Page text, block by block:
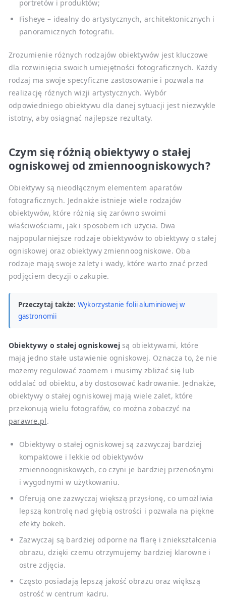
portretów i produktów;
Fisheye – idealny do artystycznych, architektonicznych i
panoramicznych fotografii.
Zrozumienie różnych rodzajów obiektywów jest kluczowe
dla rozwinięcia swoich umiejętności fotograficznych. Każdy
rodzaj ma swoje specyficzne zastosowanie i pozwala na
realizację różnych wizji artystycznych. Wybór
odpowiedniego obiektywu dla danej sytuacji jest niezwykle
istotny, aby osiągnąć najlepsze rezultaty.
Czym się różnią obiektywy o stałej
ogniskowej od zmiennoogniskowych?
Obiektywy są nieodłącznym elementem aparatów
fotograficznych. Jednakże istnieje wiele rodzajów
obiektywów, które różnią się zarówno swoimi
właściwościami, jak i sposobem ich użycia. Dwa
najpopularniejsze rodzaje obiektywów to obiektywy o stałej
ogniskowej oraz obiektywy zmiennoogniskowe. Oba
rodzaje mają swoje zalety i wady, które warto znać przed
podjęciem decyzji o zakupie.
Przeczytaj także: Wykorzystanie folii aluminiowej w
gastronomii
Obiektywy o stałej ogniskowejsą obiektywami, które
mają jedno stałe ustawienie ogniskowej. Oznacza to, że nie
możemy regulować zoomem i musimy zbliżać się lub
oddalać od obiektu, aby dostosować kadrowanie. Jednakże,
obiektywy o stałej ogniskowej mają wiele zalet, które
przekonują wielu fotografów, co można zobaczyć na
parawre.pl.
Obiektywy o stałej ogniskowej są zazwyczaj bardziej
kompaktowe i lekkie od obiektywów
zmiennoogniskowych, co czyni je bardziej przenośnymi
i wygodnymi w użytkowaniu.
Oferują one zazwyczaj większą przysłonę, co umożliwia
lepszą kontrolę nad głębią ostrości i pozwala na piękne
efekty bokeh.
Zazwyczaj są bardziej odporne na flarę i zniekształcenia
obrazu, dzięki czemu otrzymujemy bardziej klarowne i
ostre zdjęcia.
Często posiadają lepszą jakość obrazu oraz większą
ostrość w centrum kadru.